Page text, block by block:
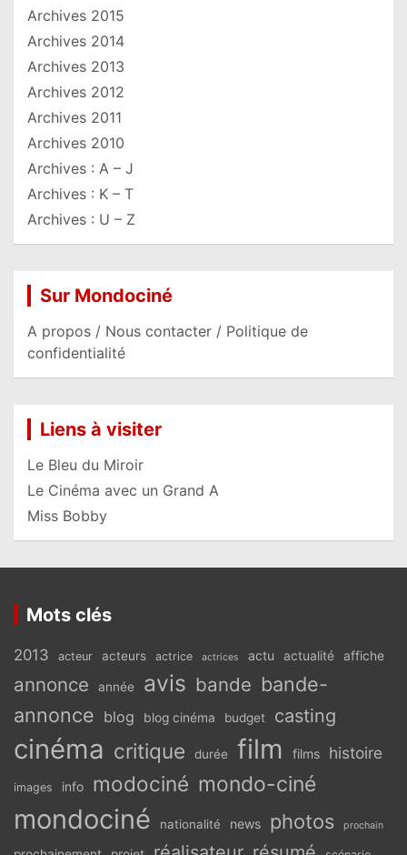
Archives 2015
Archives 2014
Archives 2013
Archives 2012
Archives 2011
Archives 2010
Archives : A – J
Archives : K – T
Archives : U – Z
Sur Mondociné
A propos / Nous contacter / Politique de
confidentialité
Liens à visiter
Le Bleu du Miroir
Le Cinéma avec un Grand A
Miss Bobby
Mots clés
2013 acteur acteurs actrice actrices actu actualité affiche
annonce année avis bande bande-
annonce blog blog cinéma budget casting
cinéma critique durée film films histoire
images info modociné mondo-ciné
mondociné nationalité news photos prochain